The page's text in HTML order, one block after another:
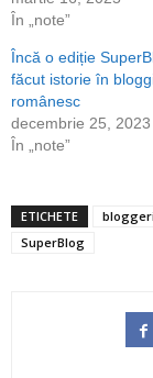
În „note”
Încă o ediție
făcut istorie în
românesc
decembrie 25, 2023
În „note”
ETICHETE bloggeri
SuperBlog